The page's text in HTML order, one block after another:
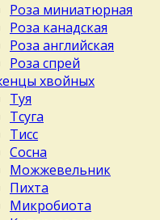
Роза миниатюрная
Роза канадская
Роза английская
Роза спрей
хвойных
Туя
Тсуга
Тисс
Сосна
Можжевельник
Пихта
Микробиота